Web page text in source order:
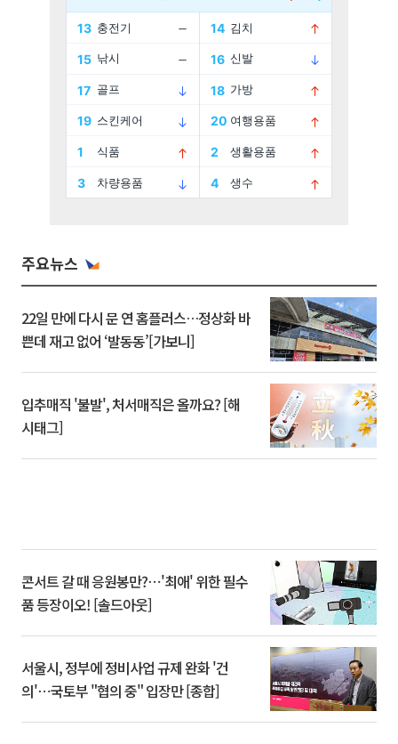
주요뉴스
22일 만에 다시 문 연 홈플러스…정상화 바
쁜데 재고 없어 ‘발동동’[가보니]
입추매직 '불발', 처서매직은 올까요? [해
시태그]
콘서트 갈 때 응원봉만?⋯'최애' 위한 필수
품 등장이오! [솔드아웃]
서울시, 정부에 정비사업 규제 완화 '건
의'⋯국토부 "협의 중" 입장만 [종합]